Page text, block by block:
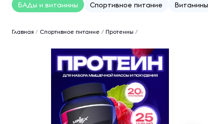
БАДы и витамины Спортивное питание Витамины
Главная / Спортивное питание / Протеины /